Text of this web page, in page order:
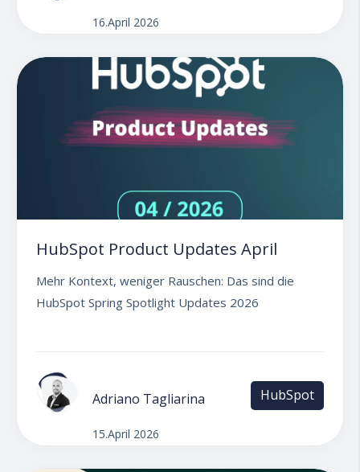
16.April 2026
HubSpot Product Updates April
Mehr Kontext, weniger Rauschen: Das sind die
HubSpot Spring Spotlight Updates 2026
Adriano Tagliarina
15.April 2026
HubSpot